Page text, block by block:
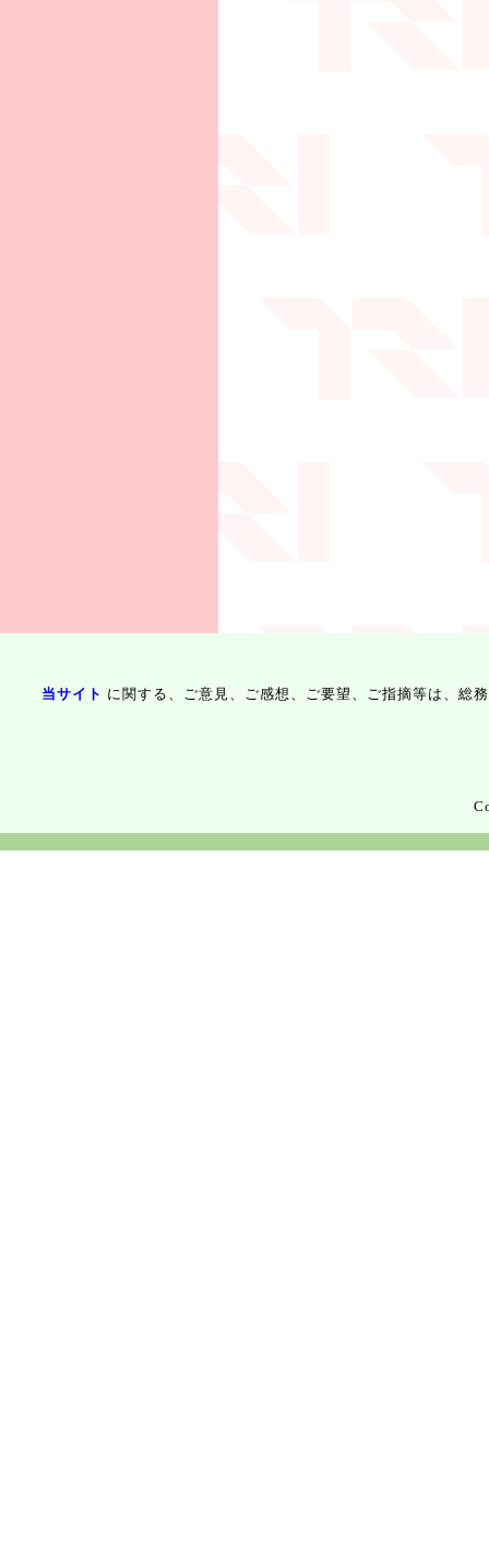
当サイト に関する、ご意見、ご感想、ご要望、ご指摘等は、総